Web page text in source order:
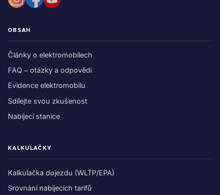
OBSAH
Články o elektromobilech
FAQ – otázky a odpovědi
Evidence elektromobilu
Sdílejte svou zkušenost
Nabíjecí stanice
KALKULAČKY
Kalkulačka dojezdu (WLTP/EPA)
Srovnání nabíjecích tarifů